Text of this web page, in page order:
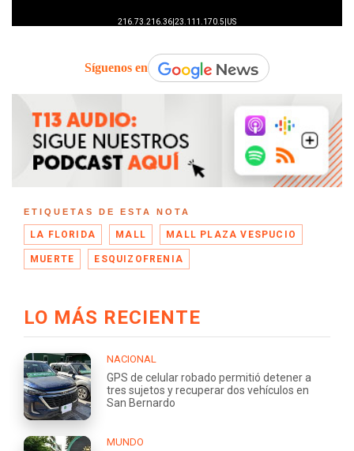
Síguenos en
ETIQUETAS DE ESTA NOTA
LA FLORIDA MALL MALL PLAZA VESPUCIO
MUERTE ESQUIZOFRENIA
LO MÁS RECIENTE
NACIONAL
GPS de celular robado permitió detener a
tres sujetos y recuperar dos vehículos en
San Bernardo
MUNDO